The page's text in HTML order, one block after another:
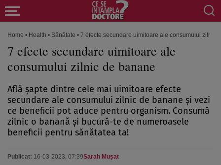
Home • Health • Sănătate • 7 efecte secundare uimitoare ale consumului zilnic
7 efecte secundare uimitoare ale
consumului zilnic de banane
Află șapte dintre cele mai uimitoare efecte
secundare ale consumului zilnic de banane și vezi
ce beneficii pot aduce pentru organism. Consumă
zilnic o banană și bucură-te de numeroasele
beneficii pentru sănătatea ta!
Publicat: 16-03-2023, 07:39Sarah Mușat